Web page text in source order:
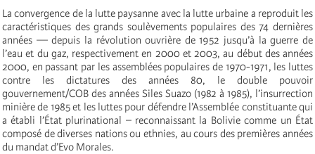
La convergence de la lutte paysanne avec la lutte urbaine a reproduit les
caractéristiques des grands soulèvements populaires des 74 dernières
années — depuis la révolution ouvrière de 1952 jusqu’à la guerre de
l’eau et du gaz, respectivement en 2000 et 2003, au début des années
2000, en passant par les assemblées populaires de 1970-1971, les luttes
contre les dictatures des années 80, le double pouvoir
gouvernement/COB des années Siles Suazo (1982 à 1985), l’insurrection
minière de 1985 et les luttes pour défendre l’Assemblée constituante qui
a établi l’État plurinational – reconnaissant la Bolivie comme un État
composé de diverses nations ou ethnies, au cours des premières années
du mandat d’Evo Morales.